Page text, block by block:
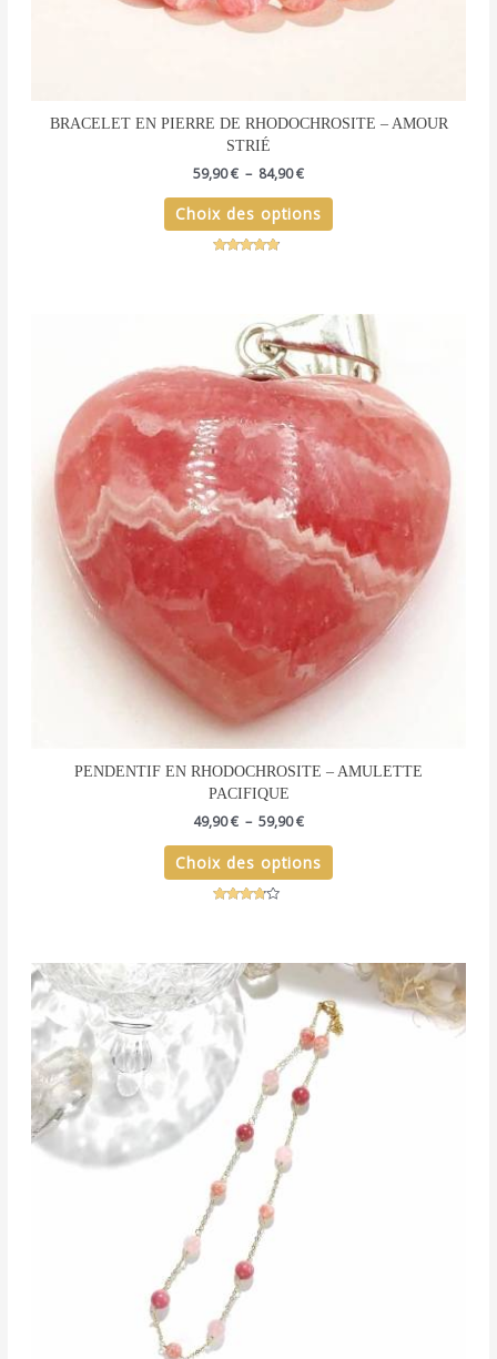
BRACELET EN PIERRE DE RHODOCHROSITE – AMOUR
STRIÉ
59,90€ – 84,90€
Choix des options
PENDENTIF EN RHODOCHROSITE – AMULETTE
PACIFIQUE
49,90€ – 59,90€
Plage
de
prix :
49,90 €
à
59,90 €
Choix des options
Ce
produit
a
plusieurs
variations.
options
peuvent
être
choisies
sur
la
page
produit